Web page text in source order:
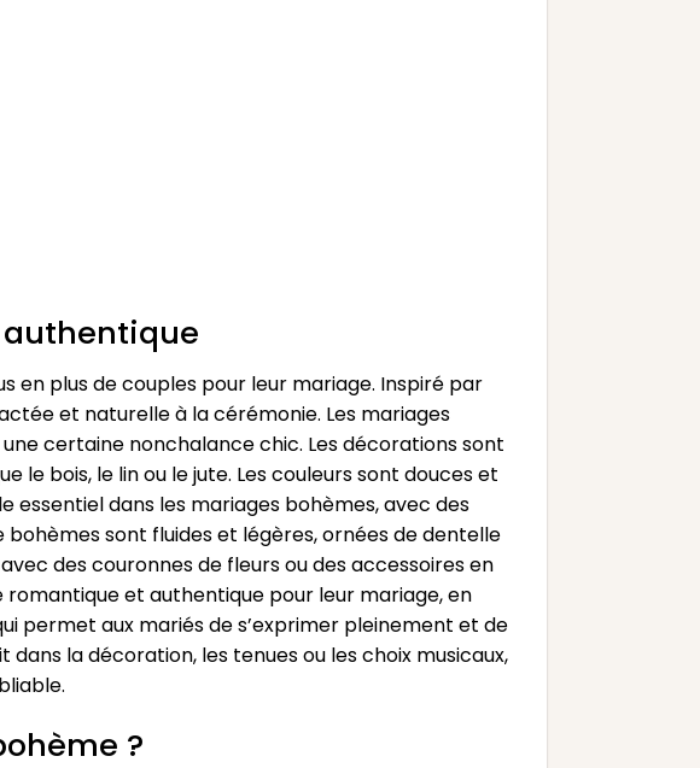
en plus de couples pour leur mariage. Inspiré par
et naturelle à la cérémonie. Les mariages
certaine nonchalance chic. Les décorations sont
le bois, le lin ou le jute. Les couleurs sont douces et
essentiel dans les mariages bohèmes, avec des
sont fluides et légères, ornées de dentelle
des couronnes de fleurs ou des accessoires en
et authentique pour leur mariage, en
permet aux mariés de s’exprimer pleinement et de
la décoration, les tenues ou les choix musicaux,
?